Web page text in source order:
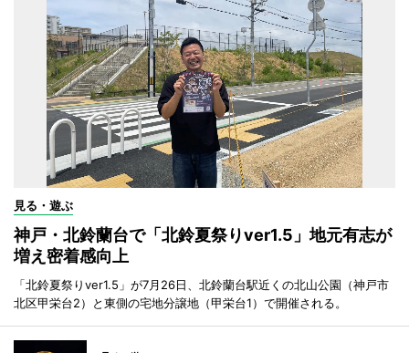
見る・遊ぶ
神戸・北鈴蘭台で「北鈴夏祭りver1.5」地元有志が
増え密着感向上
「北鈴夏祭りver1.5」が7月26日、北鈴蘭台駅近くの北山公園（神戸市
北区甲栄台2）と東側の宅地分譲地（甲栄台1）で開催される。